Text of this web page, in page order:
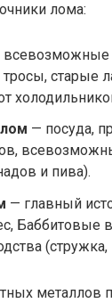
лома:
старые
— посуда,
и пива).
— главный
(стружка,
металлов